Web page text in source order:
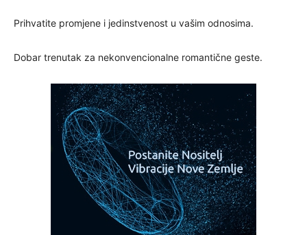
Prihvatite promjene i jedinstvenost u vašim odnosima.
Dobar trenutak za nekonvencionalne romantične geste.